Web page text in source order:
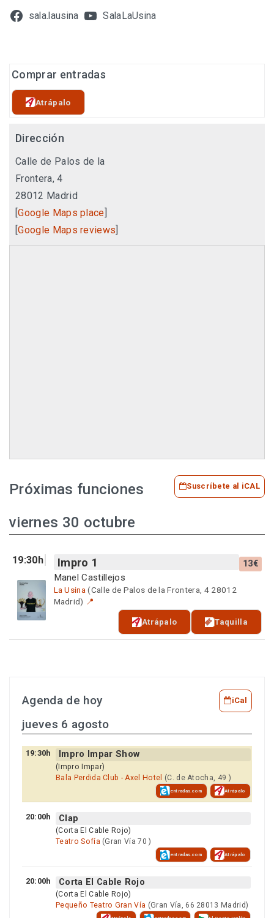
sala.lausina SalaLaUsina
Comprar entradas
Atrápalo
Dirección
Calle de Palos de la
Frontera, 4
28012 Madrid
[Google Maps place
[Google Maps reviews
Próximas funciones Suscríbete al iCAL
viernes 30 octubre
19:30h Impro 1 13€
Manel Castillejos
La Usina (Calle de Palos de la Frontera, 4 28012
Madrid) 📍
Atrápalo Taquilla
Agenda de hoy iCal
jueves 6 agosto
19:30h Impro Impar Show
(Impro Impar)
Bala Perdida Club - Axel Hotel (C. de Atocha, 49 )
entradas.com Atrápalo
20:00h Clap
(Corta El Cable Rojo)
Teatro Sofía (Gran Vía 70 )
entradas.com Atrápalo
20:00h Corta El Cable Rojo
(Corta El Cable Rojo)
Pequeño Teatro Gran Vía (Gran Vía, 66 28013 Madrid)